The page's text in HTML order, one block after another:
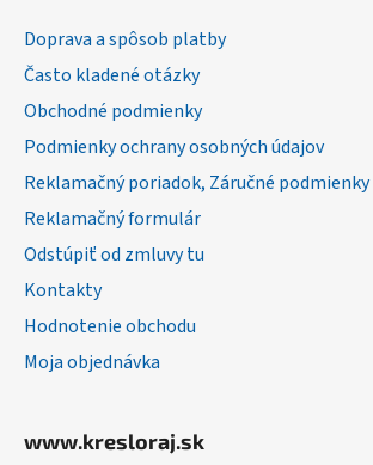
Doprava a spôsob platby
Často kladené otázky
Obchodné podmienky
Podmienky ochrany osobných údajov
Reklamačný poriadok, Záručné podmienky
Reklamačný formulár
Odstúpiť od zmluvy tu
Kontakty
Hodnotenie obchodu
Moja objednávka
www.kresloraj.sk